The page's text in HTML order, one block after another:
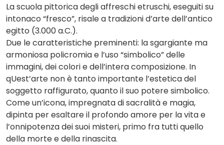
La scuola pittorica degli affreschi etruschi, eseguiti su
intonaco “fresco”, risale a tradizioni d’arte dell’antico
egitto (3.000 a.C.).
Due le caratteristiche preminenti: la sgargiante ma
armoniosa policromia e l’uso “simbolico” delle
immagini, dei colori e dell’intera composizione. In
qUest’arte non è tanto importante l’estetica del
soggetto raffigurato, quanto il suo potere simbolico.
Come un’icona, impregnata di sacralità e magia,
dipinta per esaltare il profondo amore per la vita e
l’onnipotenza dei suoi misteri, primo fra tutti quello
della morte e della rinascita.